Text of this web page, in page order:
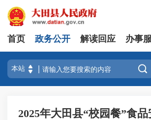
首页 政务公开 解读回应 办事

2025年大田县“校园餐”食